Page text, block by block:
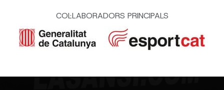
COL·LABORADORS PRINCIPALS